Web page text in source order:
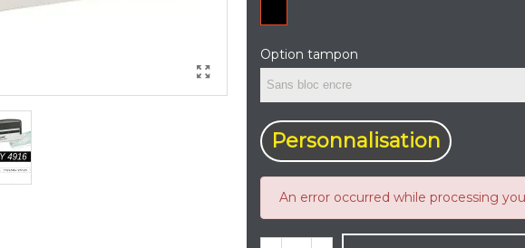
Option tampon
Personnalisation
An error occurred while processing